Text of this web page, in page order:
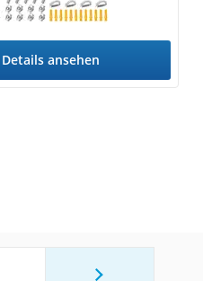
Details ansehen